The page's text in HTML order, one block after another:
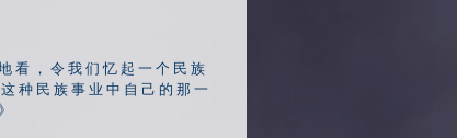
看，令我们忆起一个民族
种民族事业中自己的那一